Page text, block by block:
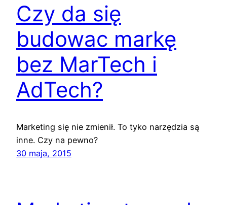
Czy da się
budowac markę
bez MarTech i
AdTech?
Marketing się nie zmienił. To tyko narzędzia są
inne. Czy na pewno?
30 maja, 2015